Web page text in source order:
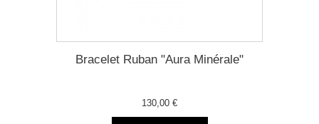
Bracelet Ruban "Aura Minérale"
130,00 €